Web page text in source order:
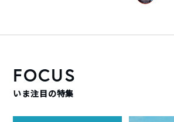
FOCUS
いま注目の特集